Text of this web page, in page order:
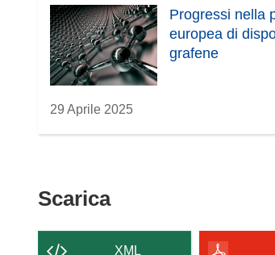
Progressi nella
europea di
grafene
29 Aprile 2025
ScaricaScarica
contenuto
XML